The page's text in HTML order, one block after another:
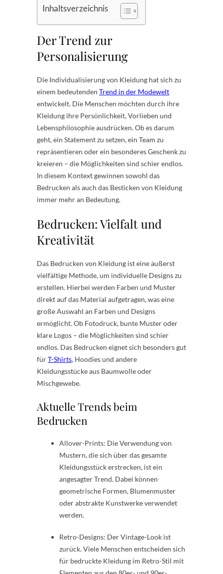
Inhaltsverzeichnis
Der Trend zur
Personalisierung
Die Individualisierung von Kleidung hat sich zu
einem bedeutenden Trend in der Modewelt
entwickelt. Die Menschen möchten durch ihre
Kleidung ihre Persönlichkeit, Vorlieben und
Lebensphilosophie ausdrücken. Ob es darum
geht, ein Statement zu setzen, ein Team zu
repräsentieren oder ein besonderes Geschenk zu
kreieren – die Möglichkeiten sind schier endlos.
In diesem Kontext gewinnen sowohl das
Bedrucken als auch das Besticken von Kleidung
immer mehr an Bedeutung.
Bedrucken: Vielfalt und
Kreativität
Das Bedrucken von Kleidung ist eine äußerst
vielfältige Methode, um individuelle Designs zu
erstellen. Hierbei werden Farben und Muster
direkt auf das Material aufgetragen, was eine
große Auswahl an Farben und Designs
ermöglicht. Ob Fotodruck, bunte Muster oder
klare Logos – die Möglichkeiten sind schier
endlos. Das Bedrucken eignet sich besonders gut
fürT-Shirts, Hoodies und andere
Kleidungsstücke aus Baumwolle oder
Mischgewebe.
Aktuelle Trends beim
Bedrucken
Allover-Prints: Die Verwendung von
Mustern, die sich über das gesamte
Kleidungsstück erstrecken, ist ein
angesagter Trend. Dabei können
geometrische Formen, Blumenmuster
oder abstrakte Kunstwerke verwendet
werden.
Retro-Designs: Der Vintage-Look ist
zurück. Viele Menschen entscheiden sich
für bedruckte Kleidung im Retro-Stil mit